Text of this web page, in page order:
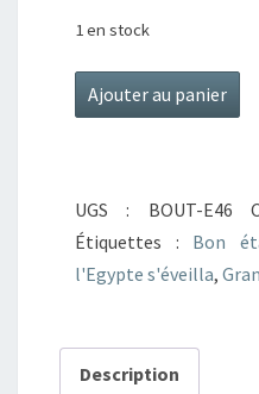
1 en stock
quantité
de
S'éveilla
2
-
Feu
Du
Ajouter au panier
UGS : BOUT-E46
Étiquettes : Bon
l'Egypte s'éveilla,
Description